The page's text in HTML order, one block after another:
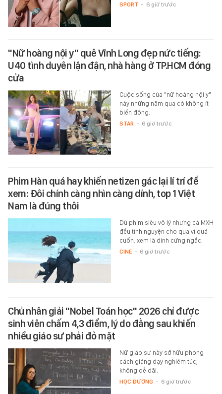
SPORT - 6 giờ trước
"Nữ hoàng nội y" quê Vĩnh Long đẹp nức tiếng:
U40 tình duyên lận đận, nhà hàng ở TP.HCM đóng
cửa
Cuộc sống của "nữ hoàng nội y"
này những năm qua có không ít
biến động.
STAR - 6 giờ trước
Phim Hàn quá hay khiến netizen gác lại lí trí để
xem: Đôi chính càng nhìn càng dính, top 1 Việt
Nam là đúng thôi
Dù phim siêu vô lý nhưng cả MXH
đều tình nguyện cho qua vì quá
cuốn, xem là dính cứng ngắc.
CINE - 6 giờ trước
Chủ nhân giải "Nobel Toán học" 2026 chỉ được
sinh viên chấm 4,3 điểm, lý do đằng sau khiến
nhiều giáo sư phải đỏ mặt
Nữ giáo sư này sở hữu phong
cách giảng dạy nghiêm túc,
không dễ dãi.
HỌC ĐƯỜNG - 6 giờ trước